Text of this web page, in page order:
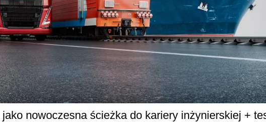
nowoczesna ścieżka do kariery inżynierskiej +